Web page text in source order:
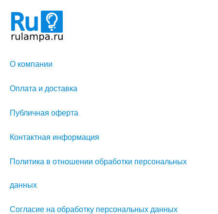
О компании
Оплата и доставка
Публичная оферта
Контактная информация
Политика в отношении обработки персональных
данных
Согласие на обработку персональных данных